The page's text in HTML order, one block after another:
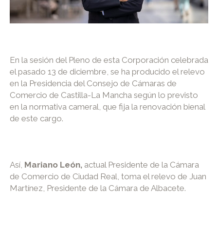
En la sesión del Pleno de esta Corporación celebrada
el pasado 13 de diciembre, se ha producido el relevo
en la Presidencia del Consejo de Cámaras de
Comercio de Castilla-La Mancha según lo previsto
en la normativa cameral, que fija la renovación bienal
de este cargo.
Así, Mariano León, actual Presidente de la Cámara
de Comercio de Ciudad Real, toma el relevo de Juan
Martínez, Presidente de la Cámara de Albacete.